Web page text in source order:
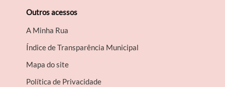
Outros acessos
A Minha Rua
Índice de Transparência Municipal
Mapa do site
Política de Privacidade